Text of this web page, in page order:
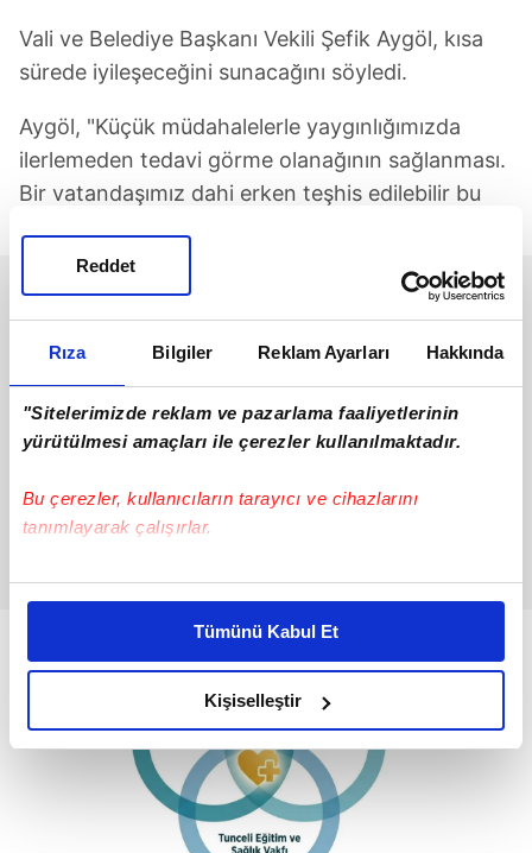
Rıza Bilgiler Reklam Ayarları Hakkında
"Sitelerimizde reklam ve pazarlama faaliyetlerinin
yürütülmesi amaçları ile çerezler kullanılmaktadır.
Bu çerezler, kullanıcıların tarayıcı ve cihazlarını
tanımlayarak çalışırlar.
Bu çerezlere izin vermeniz halinde sizlere özel
daha iyi reklam deneyimi yaşatabiliriz. Bunu yaparken
amacımızın size daha iyi bir reklam deneyimi sunmak
olduğunu ve sizlere en iyi içerikleri sunabilmek adına
elimizden gelen çabayı gösterdiğimizi ve bu noktada,
reklamların maliyetlerimizi karşılamak noktasında tek gelir
kalemimiz olduğunu sizlere hatırlatmak isteriz.
Her halükârda, kullanıcılar, bu çerezlere izin vermedikleri
Tümünü Kabul Et
Kişiselleştir
Reddet
Vali ve Belediye Başkanı Vekili Şefik Aygöl, kısa
sürede iyileşeceğini sunacağını söyledi.
Aygöl, "Küçük müdahalelerle yaygınlığımızda
ilerlemeden tedavi görme olanağının sağlanması.
Bir vatandaşımız dahi erken teşhis edilebilir bu